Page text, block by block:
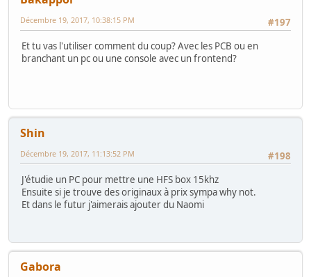
#197
Décembre 19, 2017, 10:38:15 PM
Et tu vas l'utiliser comment du coup? Avec les PCB ou en
branchant un pc ou une console avec un frontend?
Shin
#198
Décembre 19, 2017, 11:13:52 PM
J'étudie un PC pour mettre une HFS box 15khz
Ensuite si je trouve des originaux à prix sympa why not.
Et dans le futur j'aimerais ajouter du Naomi
Gabora